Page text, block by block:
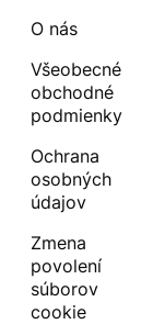
O nás
Všeobecné
obchodné
podmienky
Ochrana
osobných
údajov
Zmena
povolení
súborov
cookie